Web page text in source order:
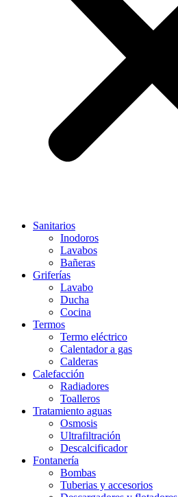
Sanitarios
Inodoros
Lavabos
Bañeras
Griferías
Lavabo
Ducha
Cocina
Termos
Termo eléctrico
Calentador a gas
Calderas
Calefacción
Radiadores
Toalleros
Tratamiento aguas
Osmosis
Ultrafiltración
Descalcificador
Fontanería
Bombas
Tuberias y accesorios